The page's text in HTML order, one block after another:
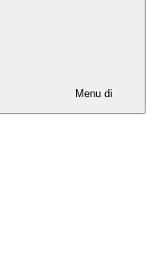
Menu di